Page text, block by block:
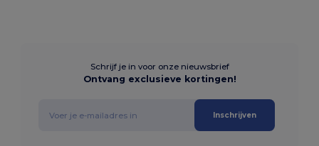
Schrijf je in voor onze nieuwsbrief
Ontvang exclusieve kortingen!
Inschrijven